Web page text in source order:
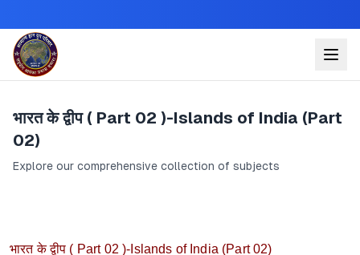
भारत के द्वीप ( Part 02 )-Islands of India (Part
02)
Explore our comprehensive collection of subjects
भारत के द्वीप ( Part 02 )-Islands of India (Part 02)